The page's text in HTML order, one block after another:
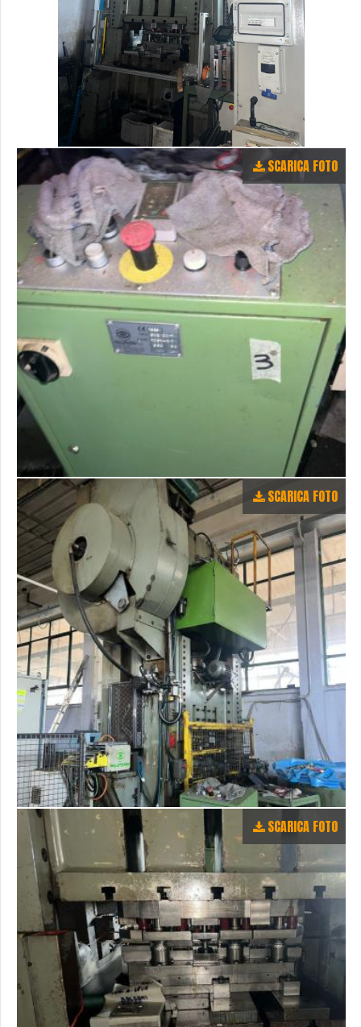
SCARICA FOTO
SCARICA FOTO
SCARICA FOTO